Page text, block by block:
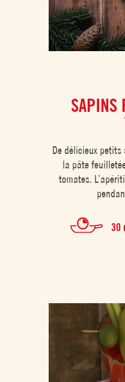
SAPINS
De délicieux petits
la pâte
tomates.
30